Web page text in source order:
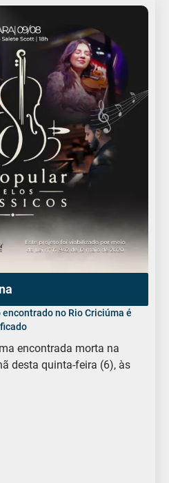
encontrado no Rio Criciúma é
encontrada morta na
desta quinta-feira (6), às